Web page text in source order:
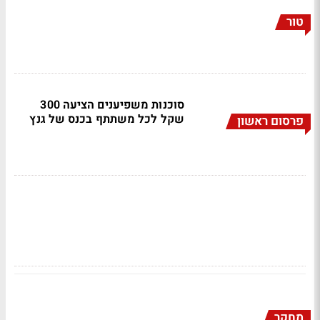
טור
פרסום ראשון
סוכנות משפיענים הציעה 300
שקל לכל משתתף בכנס של גנץ